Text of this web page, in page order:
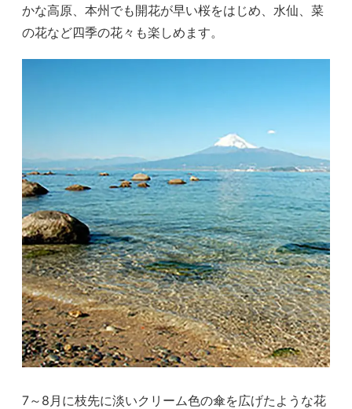
かな高原、本州でも開花が早い桜をはじめ、水仙、菜
の花など四季の花々も楽しめます。
7～8月に枝先に淡いクリーム色の傘を広げたような花